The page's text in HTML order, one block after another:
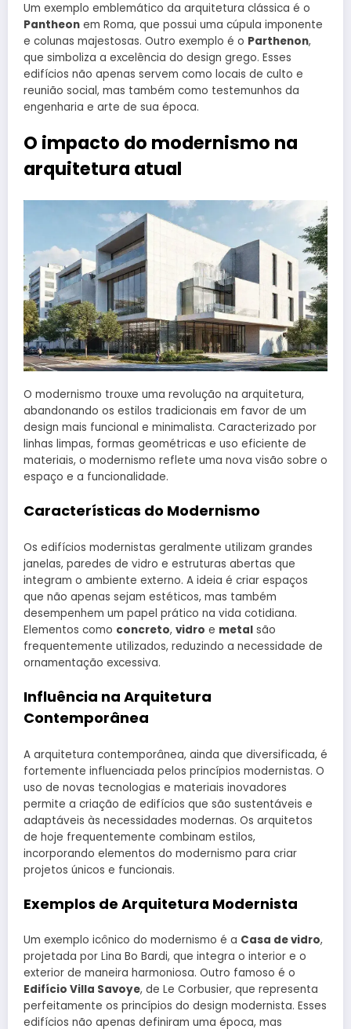
Um exemplo emblemático da arquitetura clássica é o
Pantheon em Roma, que possui uma cúpula imponente
e colunas majestosas. Outro exemplo é o Parthenon,
que simboliza a excelência do design grego. Esses
edifícios não apenas servem como locais de culto e
reunião social, mas também como testemunhos da
engenharia e arte de sua época.
O impacto do modernismo na
arquitetura atual
O modernismo trouxe uma revolução na arquitetura,
abandonando os estilos tradicionais em favor de um
design mais funcional e minimalista. Caracterizado por
linhas limpas, formas geométricas e uso eficiente de
materiais, o modernismo reflete uma nova visão sobre o
espaço e a funcionalidade.
Características do Modernismo
Os edifícios modernistas geralmente utilizam grandes
janelas, paredes de vidro e estruturas abertas que
integram o ambiente externo. A ideia é criar espaços
que não apenas sejam estéticos, mas também
desempenhem um papel prático na vida cotidiana.
Elementos como concreto, vidro e metal são
frequentemente utilizados, reduzindo a necessidade de
ornamentação excessiva.
Influência na Arquitetura
Contemporânea
A arquitetura contemporânea, ainda que diversificada, é
fortemente influenciada pelos princípios modernistas. O
uso de novas tecnologias e materiais inovadores
permite a criação de edifícios que são sustentáveis e
adaptáveis às necessidades modernas. Os arquitetos
de hoje frequentemente combinam estilos,
incorporando elementos do modernismo para criar
projetos únicos e funcionais.
Exemplos de Arquitetura Modernista
Um exemplo icônico do modernismo é a Casa de vidro,
projetada por Lina Bo Bardi, que integra o interior e o
exterior de maneira harmoniosa. Outro famoso é o
Edifício Villa Savoye, de Le Corbusier, que representa
perfeitamente os princípios do design modernista. Esses
edifícios não apenas definiram uma época, mas